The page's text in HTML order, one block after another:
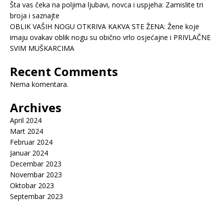
Šta vas čeka na poljima ljubavi, novca i uspjeha: Zamislite tri
broja i saznajte
OBLIK VAŠIH NOGU OTKRIVA KAKVA STE ŽENA: Žene koje
imaju ovakav oblik nogu su obično vrlo osjećajne i PRIVLAČNE
SVIM MUŠKARCIMA
Recent Comments
Nema komentara.
Archives
April 2024
Mart 2024
Februar 2024
Januar 2024
Decembar 2023
Novembar 2023
Oktobar 2023
Septembar 2023